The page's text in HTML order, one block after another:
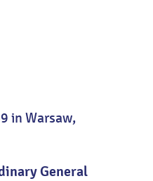
in Warsaw,
General